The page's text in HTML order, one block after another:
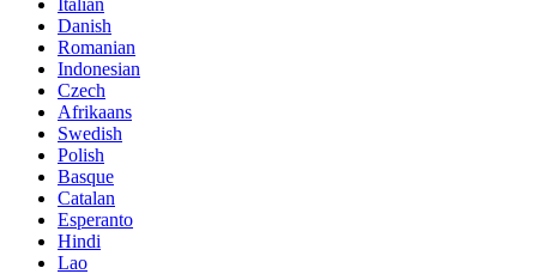
Italian
Danish
Romanian
Indonesian
Czech
Afrikaans
Swedish
Polish
Basque
Catalan
Esperanto
Hindi
Lao